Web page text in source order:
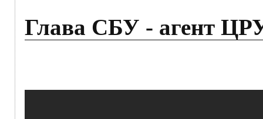
Глава СБУ - агент